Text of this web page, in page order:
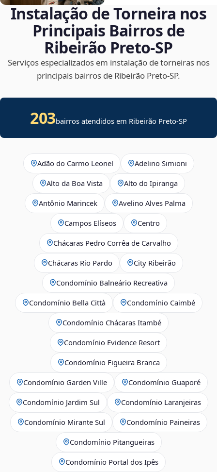
Instalação de Torneira nos
Principais Bairros de
Ribeirão Preto‑SP
Serviços especializados em instalação de torneiras nos
principais bairros de Ribeirão Preto‑SP.
203bairros atendidos em Ribeirão Preto-SP
Adão do Carmo Leonel Adelino Simioni
Alto da Boa Vista Alto do Ipiranga
Antônio Marincek Avelino Alves Palma
Campos Elíseos Centro
Chácaras Pedro Corrêa de Carvalho
Chácaras Rio Pardo City Ribeirão
Condomínio Balneário Recreativa
Condomínio Bella Città Condomínio Caimbé
Condomínio Chácaras Itambé
Condomínio Evidence Resort
Condomínio Figueira Branca
Condomínio Garden Ville Condomínio Guaporé
Condomínio Jardim Sul Condomínio Laranjeiras
Condomínio Mirante Sul Condomínio Paineiras
Condomínio Pitangueiras
Condomínio Portal dos Ipês